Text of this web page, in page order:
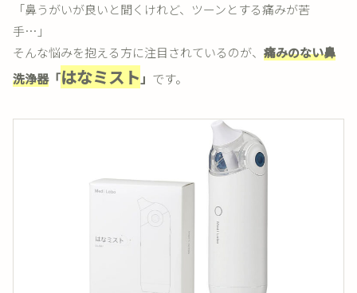
「鼻うがいが良いと聞くけれど、ツーンとする痛みが苦
手…」
そんな悩みを抱える方に注目されているのが、 痛みのない鼻
洗浄器「はなミスト」 です。